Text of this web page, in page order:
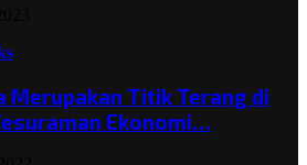
Merupakan Titik Terang di
Ekonomi…